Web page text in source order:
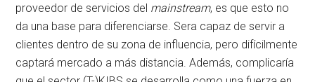
proveedor de servicios del mainstream, es que esto no
da una base para diferenciarse. Sera capaz de servir a
clientes dentro de su zona de influencia, pero difícilmente
captará mercado a más distancia. Además, complicaría